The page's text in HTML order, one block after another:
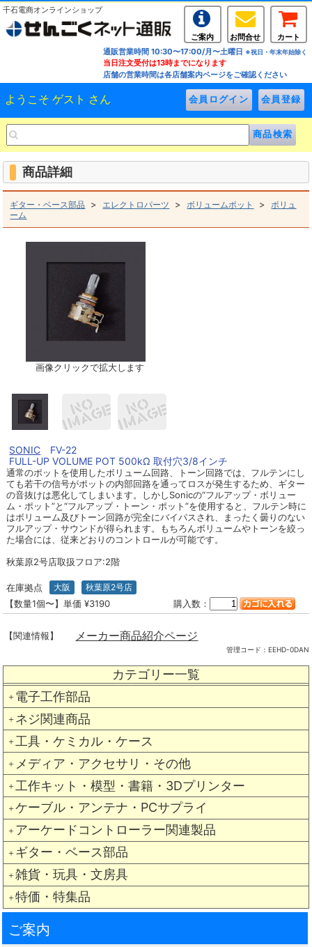
千石電商オンラインショップ
ご案内 お問合せ
カート
通販営業時間 10:30〜17:00/月〜土曜日 ※祝日・年末年始除く
当日注文受付は13時までになります
店舗の営業時間は各店舗案内ページをご確認ください
ようこそ ゲスト さん
カテゴリー一覧
＋ 電子工作部品
＋ ネジ関連商品
＋ 工具・ケミカル・ケース
＋ メディア・アクセサリ・その他
＋ 工作キット・模型・書籍・3Dプリンター
＋ ケーブル・アンテナ・PCサプライ
＋ アーケードコントローラー関連製品
＋ ギター・ベース部品
＋ 雑貨・玩具・文房具
＋ 特価・特集品
商品詳細
ギター・ベース部品 > エレクトロパーツ > ボリュームポット > ボリュ
ーム
画像クリックで拡大します
SONIC FV-22
FULL-UP VOLUME POT 500kΩ 取付穴3/8インチ
通常のポットを使用したボリューム回路、トーン回路では、フルテンにし
ても若干の信号がポットの内部回路を通ってロスが発生するため、ギター
の音抜けは悪化してしまいます。しかしSonicの“フルアップ・ボリュー
ム・ポット”と“フルアップ・トーン・ポット”を使用すると、フルテン時に
はボリューム及びトーン回路が完全にバイパスされ、まったく曇りのない
フルアップ・サウンドが得られます。もちろんボリュームやトーンを絞っ
た場合には、従来どおりのコントロールが可能です。
秋葉原2号店取扱フロア:2階
在庫拠点 大阪 秋葉原2号店
【数量1個〜】単価 ¥3190 購入数：
【関連情報】 メーカー商品紹介ページ
管理コード： EEHD-0DAN
ご案内